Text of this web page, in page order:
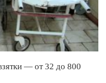
— от 32 до 800